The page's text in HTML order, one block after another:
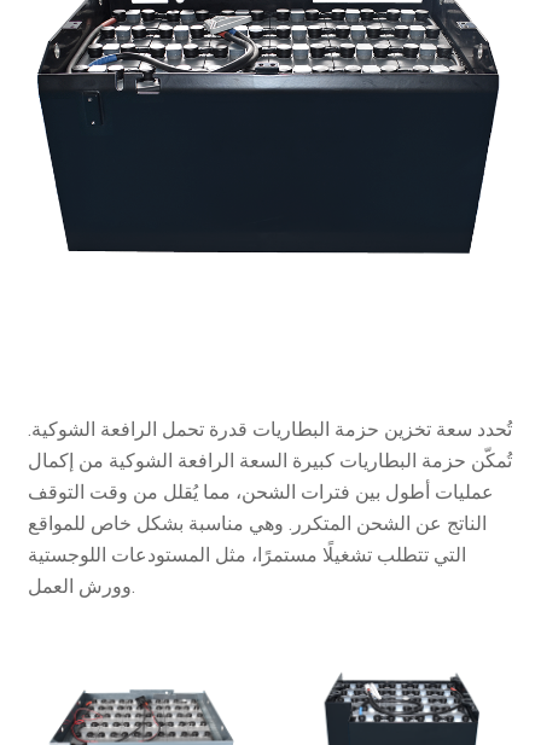
تُحدد سعة تخزين حزمة البطاريات قدرة تحمل الرافعة الشوكية.
تُمكّن حزمة البطاريات كبيرة السعة الرافعة الشوكية من إكمال
عمليات أطول بين فترات الشحن، مما يُقلل من وقت التوقف
الناتج عن الشحن المتكرر. وهي مناسبة بشكل خاص للمواقع
التي تتطلب تشغيلًا مستمرًا، مثل المستودعات اللوجستية
وورش العمل.